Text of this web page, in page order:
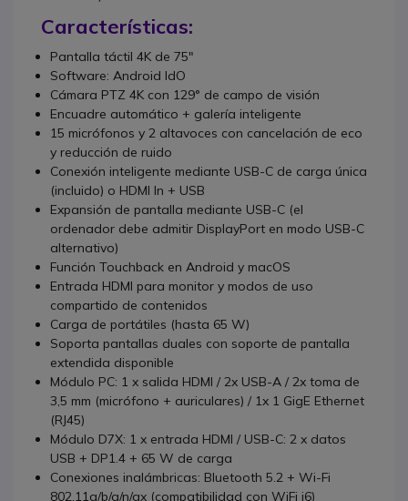
Características:
Pantalla táctil 4K de 75"
Software: Android IdO
Cámara PTZ 4K con 129° de campo de visión
Encuadre automático + galería inteligente
15 micrófonos y 2 altavoces con cancelación de eco
y reducción de ruido
Conexión inteligente mediante USB-C de carga única
(incluido) o HDMI In + USB
Expansión de pantalla mediante USB-C (el
ordenador debe admitir DisplayPort en modo USB-C
alternativo)
Función Touchback en Android y macOS
Entrada HDMI para monitor y modos de uso
compartido de contenidos
Carga de portátiles (hasta 65 W)
Soporta pantallas duales con soporte de pantalla
extendida disponible
Módulo PC: 1 x salida HDMI / 2x USB-A / 2x toma de
3,5 mm (micrófono + auriculares) / 1x 1 GigE Ethernet
(RJ45)
Módulo D7X: 1 x entrada HDMI / USB-C: 2 x datos
USB + DP1.4 + 65 W de carga
Conexiones inalámbricas: Bluetooth 5.2 + Wi-Fi
802.11a/b/g/n/ax (compatibilidad con WiFi i6)